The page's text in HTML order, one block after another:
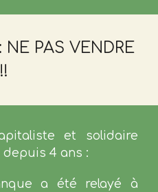
PAS VENDRE
!!
et solidaire
depuis 4 ans :
a été relayé à